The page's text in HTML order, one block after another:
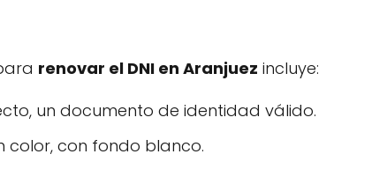
renovar el DNI en Aranjuez incluye:
un documento de identidad válido.
color, con fondo blanco.